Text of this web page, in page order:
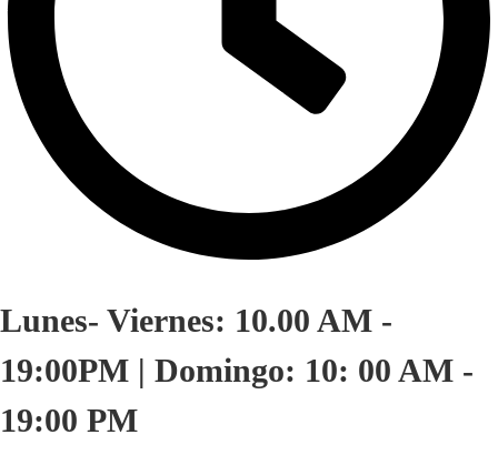
Lunes- Viernes: 10.00 AM -
19:00PM | Domingo: 10: 00 AM -
19:00 PM